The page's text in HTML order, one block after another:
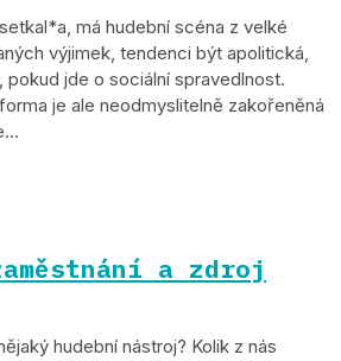
má hudební scéna z velké
výjimek, tendenci být apolitická,
pokud jde o sociální spravedlnost.
je ale neodmyslitelně zakořeněná
a zdroj
hudební nástroj? Kolik z nás